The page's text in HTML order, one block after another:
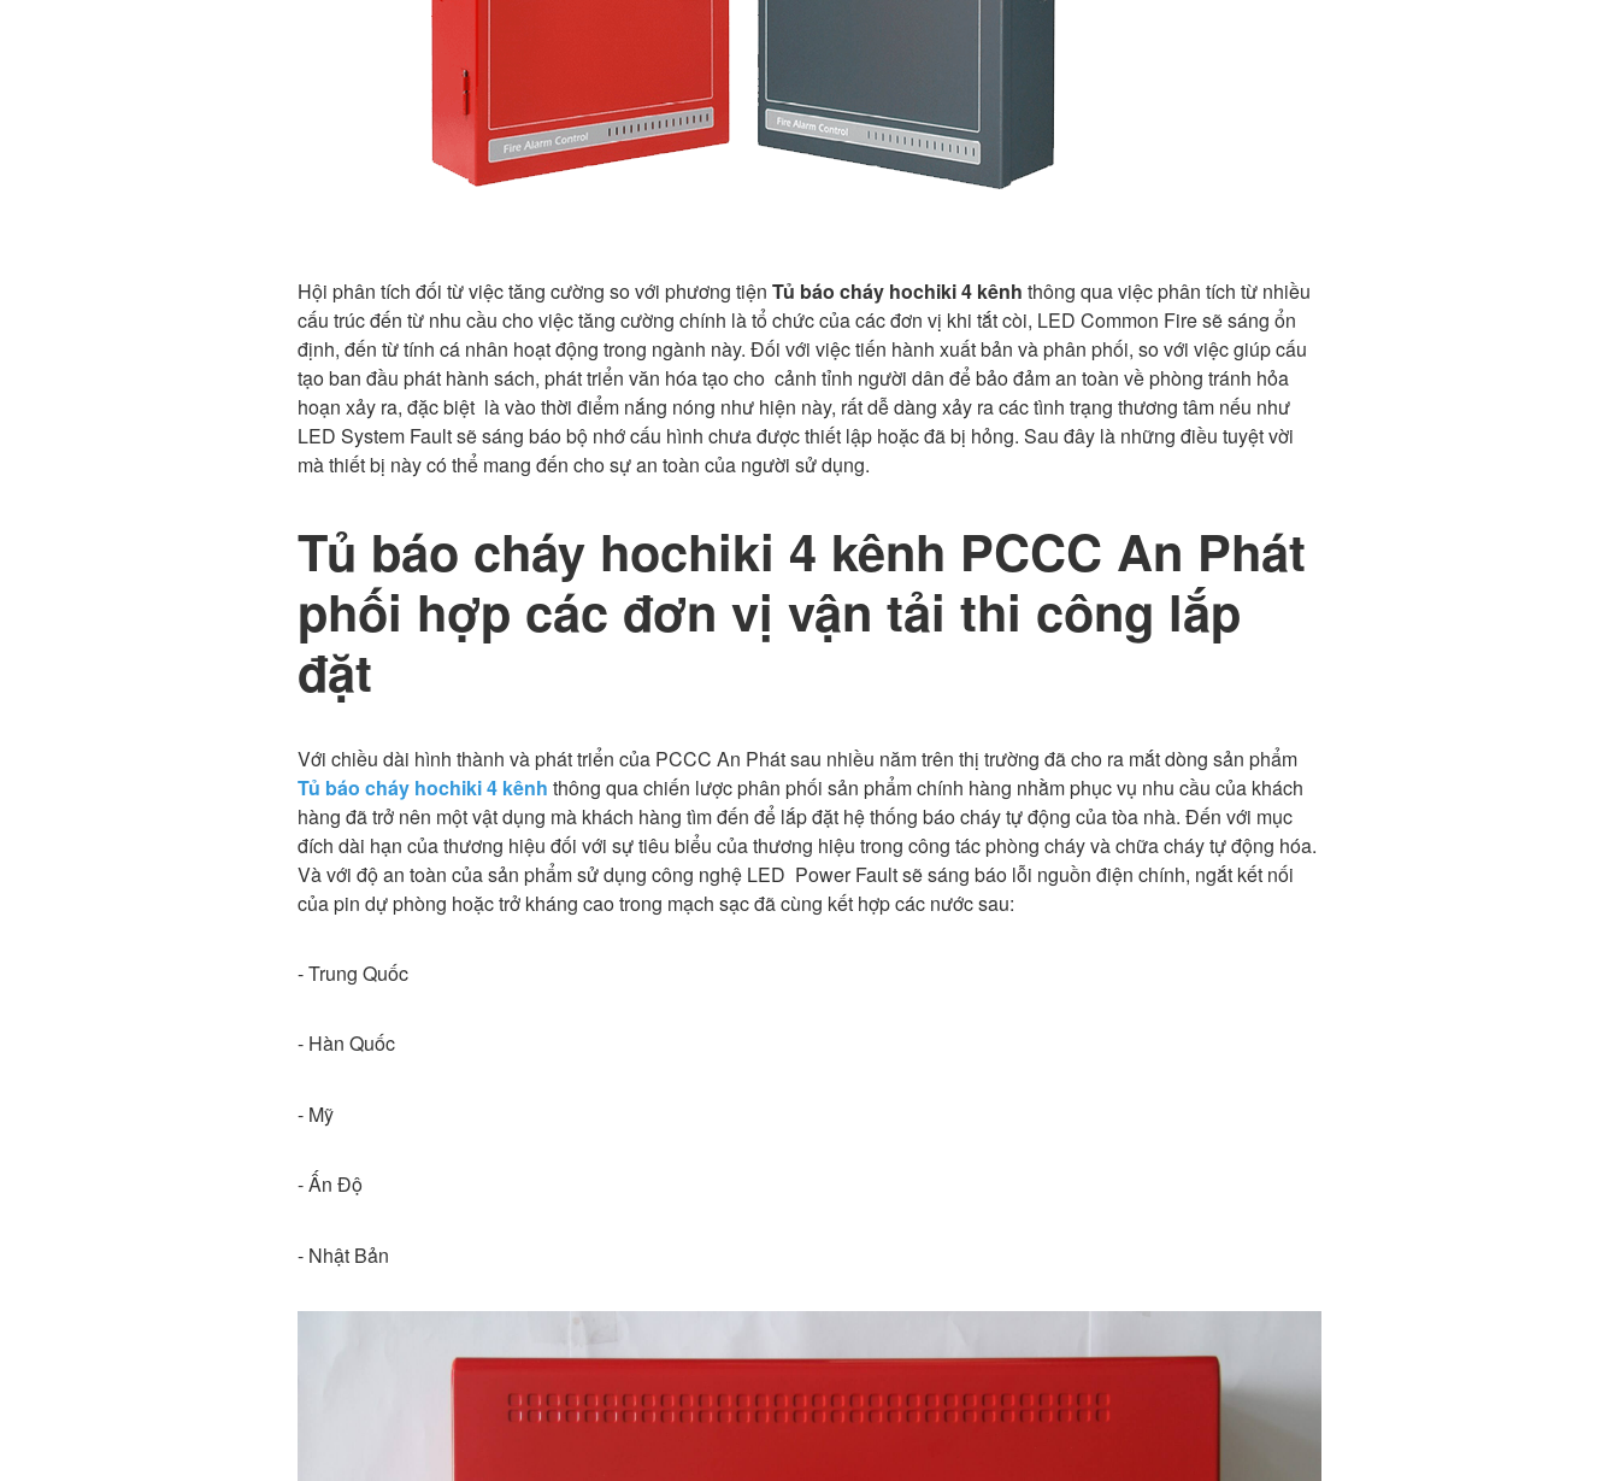
Hội phân tích đối từ việc tăng cường so với phương tiện Tủ báo cháy hochiki 4 kênh thông qua việc phân tích từ nhiều
cấu trúc đến từ nhu cầu cho việc tăng cường chính là tổ chức của các đơn vị khi tắt còi, LED Common Fire sẽ sáng ổn
định, đến từ tính cá nhân hoạt động trong ngành này. Đối với việc tiến hành xuất bản và phân phối, so với việc giúp cấu
tạo ban đầu phát hành sách, phát triển văn hóa tạo cho cảnh tỉnh người dân để bảo đảm an toàn về phòng tránh hỏa
hoạn xảy ra, đặc biệt là vào thời điểm nắng nóng như hiện này, rất dễ dàng xảy ra các tình trạng thương tâm nếu như
LED System Fault sẽ sáng báo bộ nhớ cấu hình chưa được thiết lập hoặc đã bị hỏng. Sau đây là những điều tuyệt vời
mà thiết bị này có thể mang đến cho sự an toàn của người sử dụng.
Tủ báo cháy hochiki 4 kênh PCCC An Phát
phối hợp các đơn vị vận tải thi công lắp
đặt
Với chiều dài hình thành và phát triển của PCCC An Phát sau nhiều năm trên thị trường đã cho ra mắt dòng sản phẩm
Tủ báo cháy hochiki 4 kênh thông qua chiến lược phân phối sản phẩm chính hàng nhằm phục vụ nhu cầu của khách
hàng đã trở nên một vật dụng mà khách hàng tìm đến để lắp đặt hệ thống báo cháy tự động của tòa nhà. Đến với mục
đích dài hạn của thương hiệu đối với sự tiêu biểu của thương hiệu trong công tác phòng cháy và chữa cháy tự động hóa.
Và với độ an toàn của sản phẩm sử dụng công nghệ LED Power Fault sẽ sáng báo lỗi nguồn điện chính, ngắt kết nối
của pin dự phòng hoặc trở kháng cao trong mạch sạc đã cùng kết hợp các nước sau:
- Trung Quốc
- Hàn Quốc
- Mỹ
- Ấn Độ
- Nhật Bản